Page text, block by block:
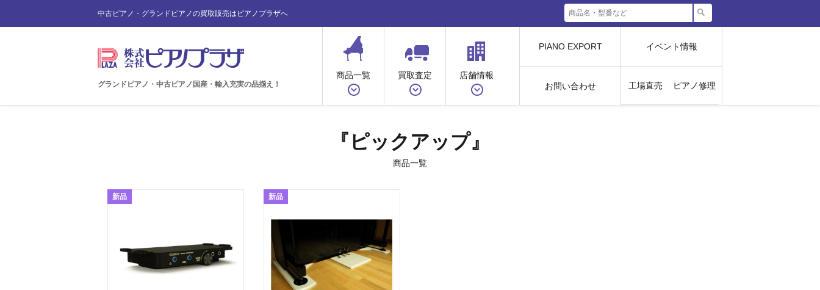
中古ピアノ・グランドピアノの買取販売はピアノプラザへ
グランドピアノ・中古ピアノ国産・輸入充実の品揃え！
商品一覧 買取査定 店舗情報
PIANO EXPORT
お問い合わせ
イベント情報
工場直売 ピアノ修理
『ピックアップ』
商品一覧
新品 新品